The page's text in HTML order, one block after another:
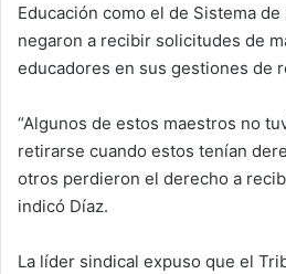
Educación como el de Sistema
negaron a recibir solicitudes de
educadores en sus gestiones de
“Algunos de estos maestros no
retirarse cuando estos tenían
otros perdieron el derecho a
indicó Díaz.
La líder sindical expuso que el